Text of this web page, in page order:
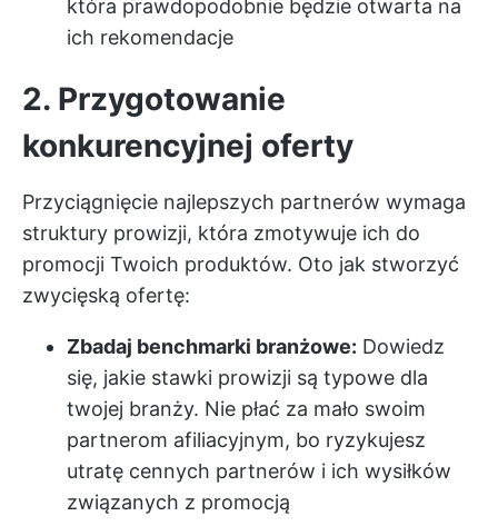
która prawdopodobnie będzie otwarta na
ich rekomendacje
2. Przygotowanie
konkurencyjnej oferty
Przyciągnięcie najlepszych partnerów wymaga
struktury prowizji, która zmotywuje ich do
promocji Twoich produktów. Oto jak stworzyć
zwycięską ofertę:
Zbadaj benchmarki branżowe: Dowiedz
się, jakie stawki prowizji są typowe dla
twojej branży. Nie płać za mało swoim
partnerom afiliacyjnym, bo ryzykujesz
utratę cennych partnerów i ich wysiłków
związanych z promocją